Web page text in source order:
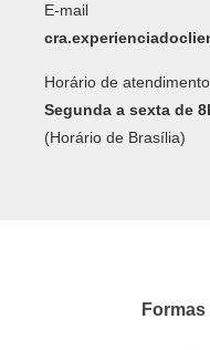
E-mail
Horário de atendimento
Segunda a sexta de
(Horário de Brasília)